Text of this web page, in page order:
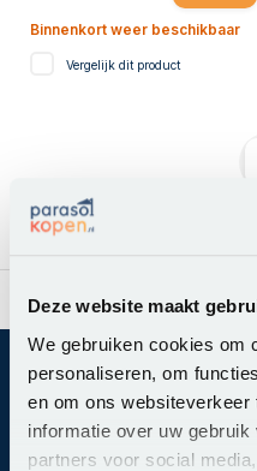
Deze website maakt
We gebruiken cookies om
personaliseren, om
en om ons
informatie over uw
partners voor social
Binnenkort weer beschikbaar
Vergelijk dit product
in NL & BE
Mis geen acties of
Abonneer je op onze
blijven.